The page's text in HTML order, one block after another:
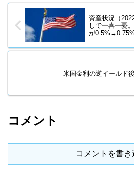
資産状況（
しで一喜一憂
が0.5%→0.75%
米国金利の逆イールド後
コメント
コメントを書き